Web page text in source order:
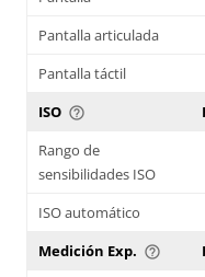
Pantalla articulada
Pantalla táctil
ISO help_outline
Rango de
sensibilidades ISO
ISO automático
Medición Exp. help_outline